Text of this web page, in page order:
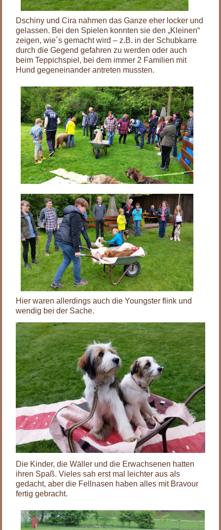
Dschiny und Cira nahmen das Ganze eher locker und
gelassen. Bei den Spielen konnten sie den „Kleinen“
zeigen, wie´s gemacht wird – z.B. in der Schubkarre
durch die Gegend gefahren zu werden oder auch
beim Teppichspiel, bei dem immer 2 Familien mit
Hund gegeneinander antreten mussten.
Hier waren allerdings auch die Youngster flink und
wendig bei der Sache.
Die Kinder, die Wäller und die Erwachsenen hatten
ihren Spaß. Vieles sah erst mal leichter aus als
gedacht, aber die Fellnasen haben alles mit Bravour
fertig gebracht.